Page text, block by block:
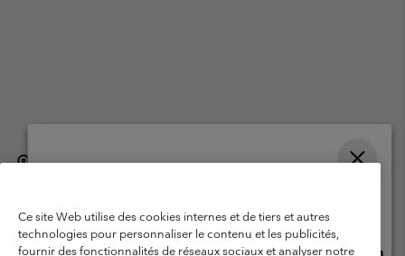
België (Nederlands) | English ›| français ›
Gebruiksvoorwaarden
Verkoopvoorwaarden
Garantie
Online shoppen beschikbaar
Ce site Web utilise des cookies internes et de tiers et autres
technologies pour personnaliser le contenu et les publicités,
fournir des fonctionnalités de réseaux sociaux et analyser notre